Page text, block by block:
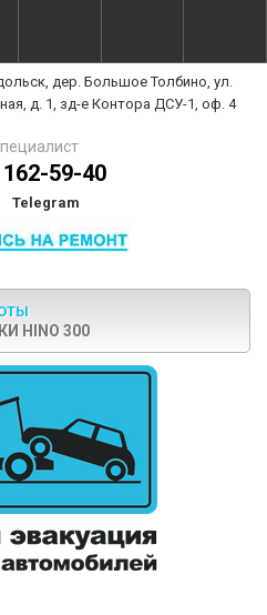
дер. Большое Толбино, ул.
д. 1, зд-е Контора ДСУ-1, оф. 4
59-40
Telegram
HINO 300